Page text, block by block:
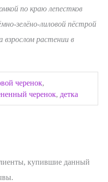
по краю лепестков
зелёно-лиловой пёстрой
взрослом растении в
черенок,
черенок, детка
купившие данный